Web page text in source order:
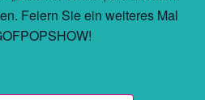
Feiern Sie ein weiteres Mal